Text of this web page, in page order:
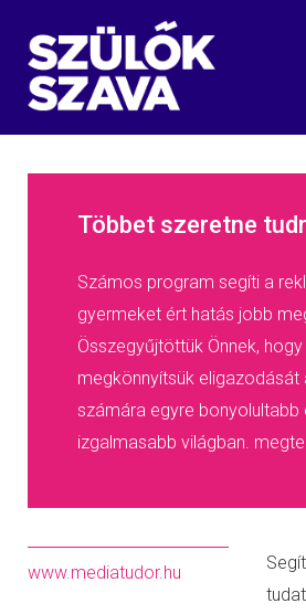
Többet szeretne
Számos program segíti a
gyermeket ért hatás jobb
Összegyűjtöttük Önnek, hogy
megkönnyítsük eligazodását
számára egyre bonyolultabb
izgalmasabb világban.
www.mediatudor.hu